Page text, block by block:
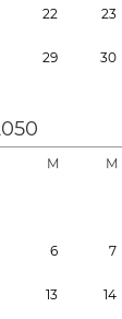
22 23
29 30
M M
6 7
13 14